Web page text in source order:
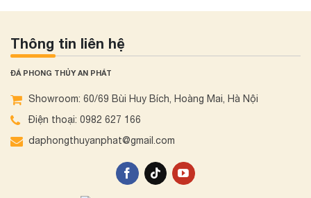
Thông tin liên hệ
ĐÁ PHONG THỦY AN PHÁT
Showroom: 60/69 Bùi Huy Bích, Hoàng Mai, Hà Nội
Điện thoại: 0982 627 166
daphongthuyanphat@gmail.com